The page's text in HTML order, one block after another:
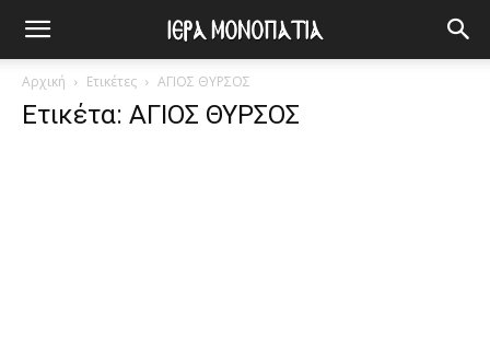
Αρχική Ετικέτες ΑΓΙΟΣ ΘΥΡΣΟΣ
Ετικέτα: ΑΓΙΟΣ ΘΥΡΣΟΣ